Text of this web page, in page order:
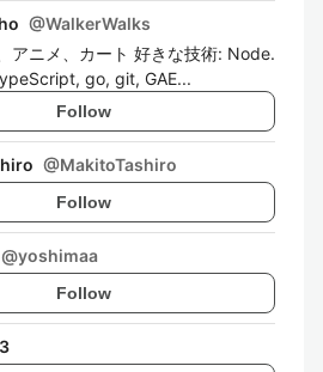
@WalkerWalks
アニメ、カート 好きな技術: Node.
go, git, GAE...
Follow
@MakitoTashiro
Follow
@yoshimaa
Follow